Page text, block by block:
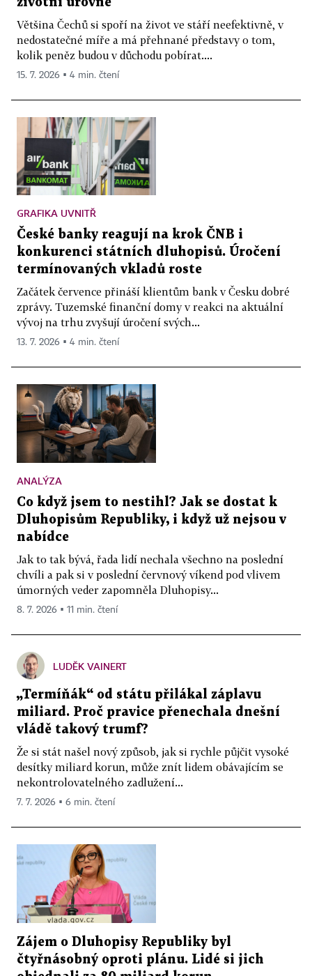
Většina Čechů si spoří na život ve stáří neefektivně, v
nedostatečné míře a má přehnané představy o tom,
kolik peněz budou v důchodu pobírat....
15. 7. 2026 ▪ 4 min. čtení
GRAFIKA UVNITŘ
České banky reagují na krok ČNB i
konkurenci státních dluhopisů. Úročení
termínovaných vkladů roste
Začátek července přináší klientům bank v Česku dobré
zprávy. Tuzemské finanční domy v reakci na aktuální
vývoj na trhu zvyšují úročení svých...
13. 7. 2026 ▪ 4 min. čtení
ANALÝZA
Co když jsem to nestihl? Jak se dostat k
Dluhopisům Republiky, i když už nejsou v
nabídce
Jak to tak bývá, řada lidí nechala všechno na poslední
chvíli a pak si v poslední červnový víkend pod vlivem
úmorných veder zapomněla Dluhopisy...
8. 7. 2026 ▪ 11 min. čtení
LUDĚK VAINERT
„Termíňák“ od státu přilákal záplavu
miliard. Proč pravice přenechala dnešní
vládě takový trumf?
Že si stát našel nový způsob, jak si rychle půjčit vysoké
desítky miliard korun, může znít lidem obávajícím se
nekontrolovatelného zadlužení...
7. 7. 2026 ▪ 6 min. čtení
Zájem o Dluhopisy Republiky byl
čtyřnásobný oproti plánu. Lidé si jich